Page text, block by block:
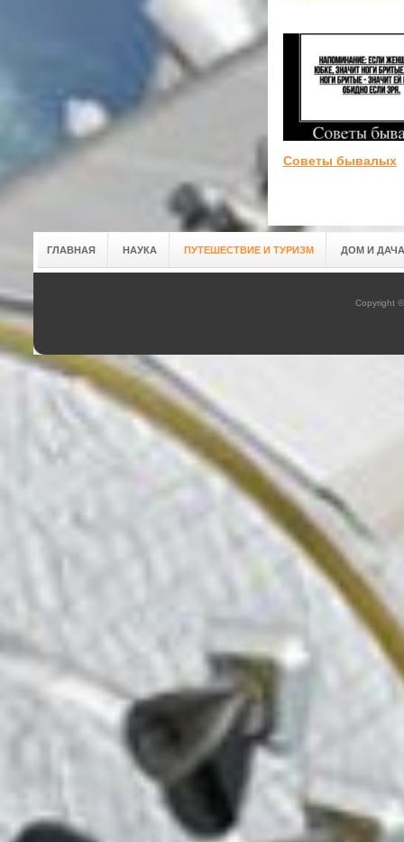
Советы бывалых
ГЛАВНАЯ НАУКА ПУТЕШЕСТВИЕ И ТУРИЗМ ДОМ И ДАЧА
Copyright